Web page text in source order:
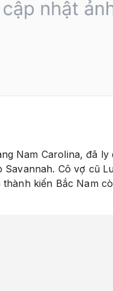
Nam Carolina, đã
Cô vợ cũ
kiến Bắc Nam